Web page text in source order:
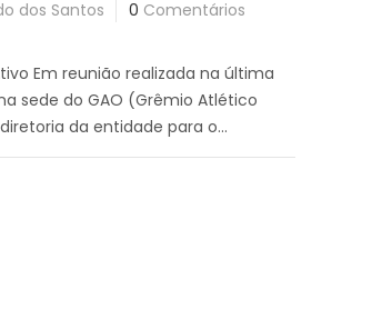
dos Santos 0 Comentários
Em reunião realizada na última
sede do GAO (Grêmio Atlético
da entidade para o...